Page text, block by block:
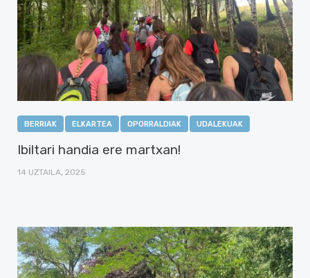
BERRIAK ELKARTEA OPORRALDIAK UDALEKUAK
Ibiltari handia ere martxan!
14 UZTAILA, 2025